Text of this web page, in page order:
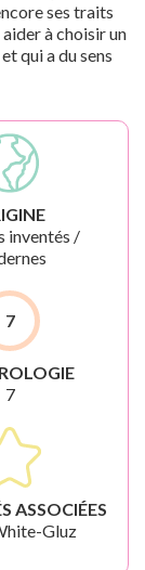
ses traits
à choisir un
qui a du sens
inventés /
7
7
ASSOCIÉES
Gluz